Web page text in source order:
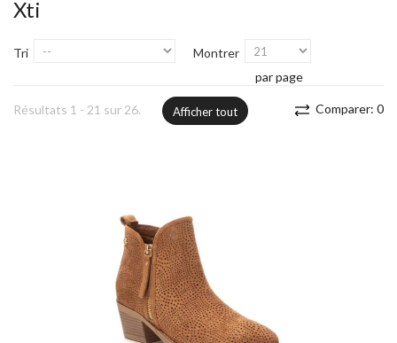
Xti
Tri
Montrer
par page
Comparer: 0
Résultats 1 - 21 sur 26. Afficher tout